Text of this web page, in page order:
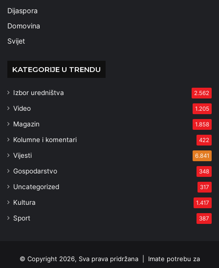
Dijaspora
Domovina
Svijet
KATEGORIJE U TRENDU
Izbor uredništva 2.562
Video 1.205
Magazin 1.858
Kolumne i komentari 422
Vijesti 6.841
Gospodarstvo 348
Uncategorized 317
Kultura 1.417
Sport 387
© Copyright 2026, Sva prava pridržana | Imate potrebu za